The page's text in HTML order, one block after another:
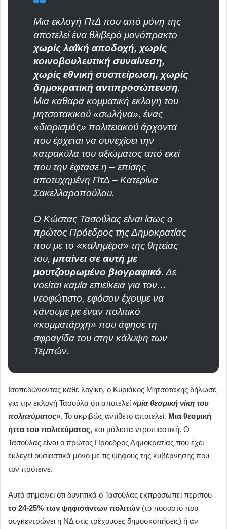
Μια εκλογή ΠτΔ που από μόνη της
αποτελεί ένα θλιβερό μονόπρακτο
χωρίς λαϊκή αποδοχή, χωρίς
κοινοβουλευτική συναίνεση,
χωρίς εθνική συσπείρωση, χωρίς
δημοκρατική αντιπροσώπευση.
Μια καθαρά κομματική εκλογή του
μητσοτακικού «σωλήνα», ένας
«διορισμός» πολιτειακού άρχοντα
που έρχεται να συνεχίσει την
κατρακύλα του αξιώματος από εκεί
που την έφτασε η – επίσης
αποτυχημένη ΠτΔ – Κατερίνα
Σακελλαροπούλου.
Ο Κώστας Τασούλας είναι ίσως ο
πρώτος Πρόεδρος της Δημοκρατίας
που με το «καλημέρα» της θητείας
του, μπαίνει σε αυτή με
μουτζουρωμένο βιογραφικό. Δε
νοείται καμία επιείκεια για τον…
νεοφώτιστο, εφόσον έχουμε να
κάνουμε με έναν πολιτικό
«κομματάρχη» που άφησε τη
σφραγίδα του στην κάλυψη των
Τεμπών.
Ισοπεδώνοντας κάθε λογική, ο Κυριάκος Μητσοτάκης δήλωσε
για την εκλογή Τασούλα ότι αποτελεί «μία θεσμική νίκη του
πολιτεύματος». Το ακριβώς αντίθετο αποτελεί. Μια θεσμική
ήττα του πολιτεύματος, και μάλιστα ντροπιαστική. Ο
Τασούλας είναι ο πρώτος Πρόεδρος Δημοκρατίας που έχει
εκλεγεί ουσιαστικά μόνο με τις ψήφους της κυβέρνησης που
τον πρότεινε.
Αυτό σημαίνει ότι δυνητικά ο Τασούλας εκπροσωπεί περίπου
το 24-25% των ψηφισάντων πολιτών (το ποσοστό που
συγκεντρώνει η ΝΔ στις τρέχουσες δημοσκοπήσεις) ή αν